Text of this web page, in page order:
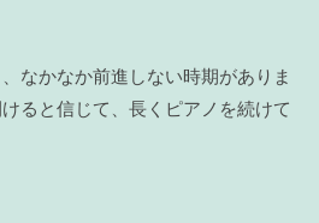
なかなか前進しない時期がありま
ると信じて、長くピアノを続けて